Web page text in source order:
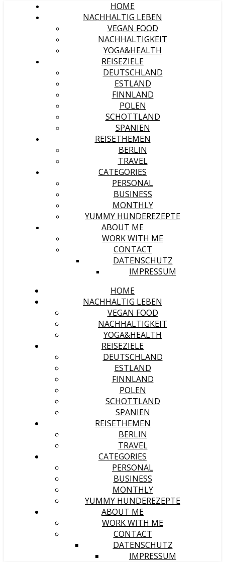
HOME
NACHHALTIG LEBEN
VEGAN FOOD
NACHHALTIGKEIT
YOGA&HEALTH
REISEZIELE
DEUTSCHLAND
ESTLAND
FINNLAND
POLEN
SCHOTTLAND
SPANIEN
REISETHEMEN
BERLIN
TRAVEL
CATEGORIES
PERSONAL
BUSINESS
MONTHLY
YUMMY HUNDEREZEPTE
ABOUT ME
WORK WITH ME
CONTACT
DATENSCHUTZ
IMPRESSUM
HOME
NACHHALTIG LEBEN
VEGAN FOOD
NACHHALTIGKEIT
YOGA&HEALTH
REISEZIELE
DEUTSCHLAND
ESTLAND
FINNLAND
POLEN
SCHOTTLAND
SPANIEN
REISETHEMEN
BERLIN
TRAVEL
CATEGORIES
PERSONAL
BUSINESS
MONTHLY
YUMMY HUNDEREZEPTE
ABOUT ME
WORK WITH ME
CONTACT
DATENSCHUTZ
IMPRESSUM